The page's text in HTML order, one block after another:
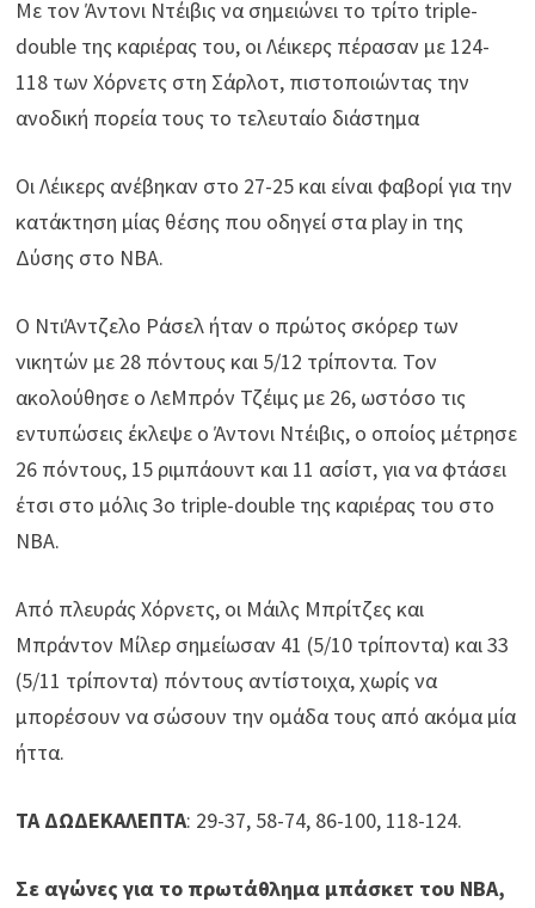
Με τον Άντονι Ντέιβις να σημειώνει το τρίτο triple-
double της καριέρας του, οι Λέικερς πέρασαν με 124-
118 των Χόρνετς στη Σάρλοτ, πιστοποιώντας την
ανοδική πορεία τους το τελευταίο διάστημα
Οι Λέικερς ανέβηκαν στο 27-25 και είναι φαβορί για την
κατάκτηση μίας θέσης που οδηγεί στα play in της
Δύσης στο NBA.
Ο ΝτιΆντζελο Ράσελ ήταν ο πρώτος σκόρερ των
νικητών με 28 πόντους και 5/12 τρίποντα. Τον
ακολούθησε ο ΛεΜπρόν Τζέιμς με 26, ωστόσο τις
εντυπώσεις έκλεψε ο Άντονι Ντέιβις, ο οποίος μέτρησε
26 πόντους, 15 ριμπάουντ και 11 ασίστ, για να φτάσει
έτσι στο μόλις 3ο triple-double της καριέρας του στο
NBA.
Από πλευράς Χόρνετς, οι Μάιλς Μπρίτζες και
Μπράντον Μίλερ σημείωσαν 41 (5/10 τρίποντα) και 33
(5/11 τρίποντα) πόντους αντίστοιχα, χωρίς να
μπορέσουν να σώσουν την ομάδα τους από ακόμα μία
ήττα.
ΤΑ ΔΩΔΕΚΑΛΕΠΤΑ: 29-37, 58-74, 86-100, 118-124.
Σε αγώνες για το πρωτάθλημα μπάσκετ του ΝΒΑ,